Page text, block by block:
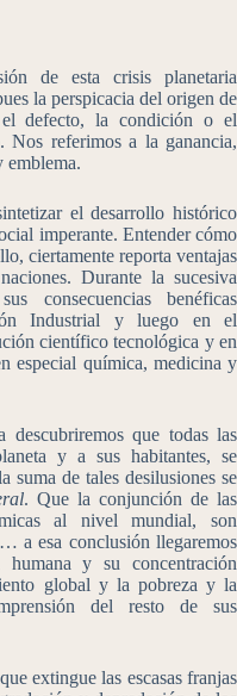
de esta crisis planetaria
la perspicacia del origen de
el defecto, la condición o el
Nos referimos a la ganancia,
emblema.
el desarrollo histórico
imperante. Entender cómo
ciertamente reporta ventajas
Durante la sucesiva
consecuencias benéficas
Industrial y luego en el
científico tecnológica y en
especial química, medicina y
que todas las
y a sus habitantes, se
suma de tales desilusiones se
. Que la conjunción de las
al nivel mundial, son
a esa conclusión llegaremos
y su concentración
global y la pobreza y la
del resto de sus
extingue las escasas franjas